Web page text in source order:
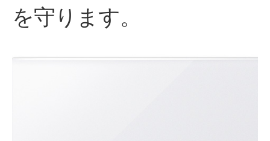
を守ります。